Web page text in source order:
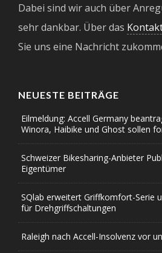
Dabei sind wir auch über
sehr dankbar. Über das
Sie uns eine Nachricht
NEUESTE BEITRÄGE
Eilmeldung: Accell Germany
Winora, Haibike und Ghost sollen
Schweizer Bikesharing-Anbieter
Eigentümer
SQlab erweitert Griffkomfort-Serie
für Drehgriffschaltungen
Raleigh nach Accell-Insolvenz vor